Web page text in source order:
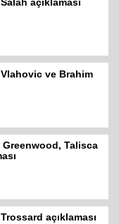
ve Brahim
Talisca
açıklaması